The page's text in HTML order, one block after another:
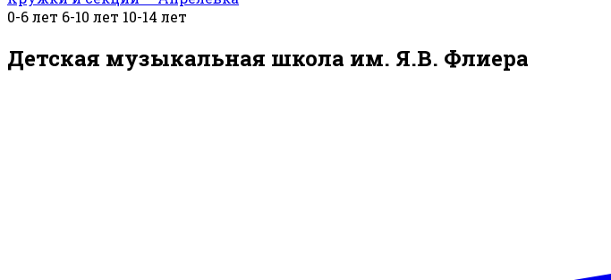
0-6 лет 6-10 лет 10-14 лет
Детская музыкальная школа им. Я.В. Флиера